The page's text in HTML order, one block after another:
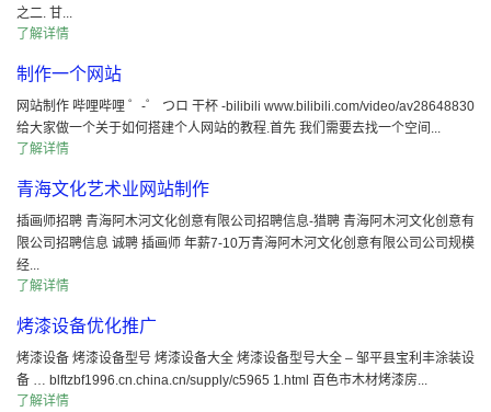
之二. 甘...
了解详情
制作一个网站
网站制作 哔哩哔哩 ゜-゜ つロ 干杯 -bilibili www.bilibili.com/video/av28648830
给大家做一个关于如何搭建个人网站的教程.首先 我们需要去找一个空间...
了解详情
青海文化艺术业网站制作
插画师招聘 青海阿木河文化创意有限公司招聘信息-猎聘 青海阿木河文化创意有
限公司招聘信息 诚聘 插画师 年薪7-10万青海阿木河文化创意有限公司公司规模
经...
了解详情
烤漆设备优化推广
烤漆设备 烤漆设备型号 烤漆设备大全 烤漆设备型号大全 – 邹平县宝利丰涂装设
备 … blftzbf1996.cn.china.cn/supply/c5965 1.html 百色市木材烤漆房...
了解详情